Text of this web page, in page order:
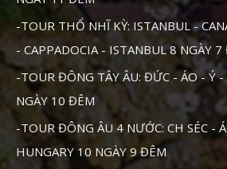
-TOUR THỔ NHĨ KỲ: ISTANBUL -
- CAPPADOCIA - ISTANBUL 8 NGÀY 7
-TOUR ĐÔNG TÂY ÂU: ĐỨC - ÁO - Ý -
NGÀY 10 ĐÊM
-TOUR ĐÔNG ÂU 4 NƯỚC: CH SÉC -
HUNGARY 10 NGÀY 9 ĐÊM